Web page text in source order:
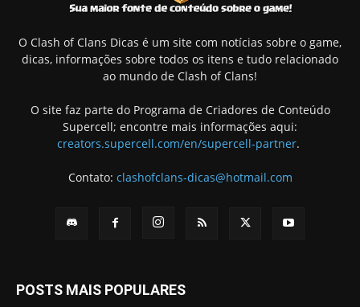
O Clash of Clans Dicas é um site com notícias sobre o game,
dicas, informações sobre todos os itens e tudo relacionado
ao mundo de Clash of Clans!
O site faz parte do Programa de Criadores de Conteúdo
Supercell; encontre mais informações aqui:
creators.supercell.com/en/supercell-partner.
Contato: clashofclans-dicas@hotmail.com
POSTS MAIS POPULARES